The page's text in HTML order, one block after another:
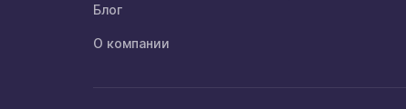
Блог
О компании